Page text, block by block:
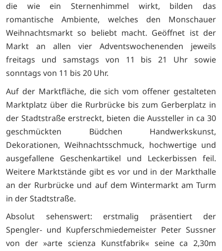
die wie ein Sternenhimmel wirkt, bilden das
romantische Ambiente, welches den Monschauer
Weihnachtsmarkt so beliebt macht. Geöffnet ist der
Markt an allen vier Adventswochenenden jeweils
freitags und samstags von 11 bis 21 Uhr sowie
sonntags von 11 bis 20 Uhr.
Auf der Marktfläche, die sich vom offener gestalteten
Marktplatz über die Rurbrücke bis zum Gerberplatz in
der Stadtstraße erstreckt, bieten die Aussteller in ca 30
geschmückten Büdchen Handwerkskunst,
Dekorationen, Weihnachtsschmuck, hochwertige und
ausgefallene Geschenkartikel und Leckerbissen feil.
Weitere Marktstände gibt es vor und in der Markthalle
an der Rurbrücke und auf dem Wintermarkt am Turm
in der Stadtstraße.
Absolut sehenswert: erstmalig präsentiert der
Spengler- und Kupferschmiedemeister Peter Sussner
von der »arte scienza Kunstfabrik« seine ca 2,30m